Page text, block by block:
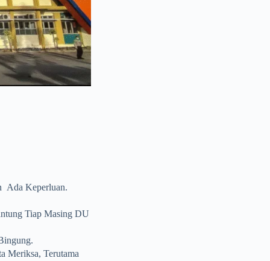
Keperluan.
Tiap Masing DU
Meriksa, Terutama